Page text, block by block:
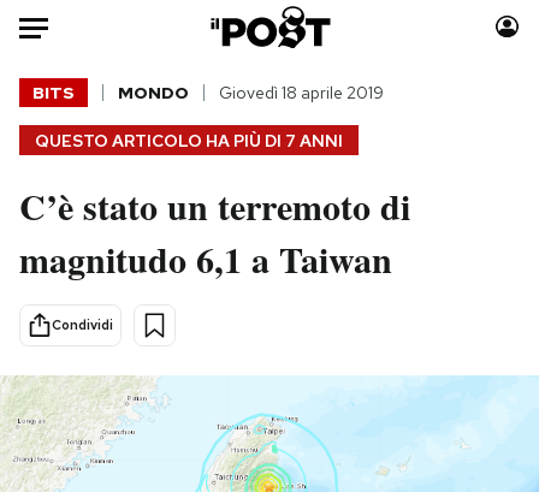
Auto
HOME
Italia
Politica
Tecnologia
Internet
Scienza
Cultura
Economia
Sport
Moda
Consumismi
Media
Europa
Altrecose
Mondiali calcio 2026
QUESTO ARTICOLO HA PIÙ DI 7 ANNI
BITS MONDO Giovedì 18 aprile 2019
C’è stato un terremoto di
magnitudo 6,1 a Taiwan
Condividi